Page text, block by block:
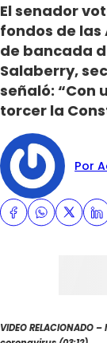
El senador
fondos de las
de bancada
Salaberry,
señaló: “Con
torcer la
Por
VIDEO